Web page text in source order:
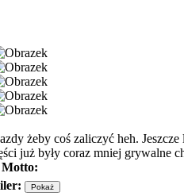
żeby coś zaliczyć heh.
już były coraz mniej grywalne
Motto: